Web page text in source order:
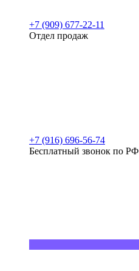
+7 (909) 677-22-11
Отдел продаж
+7 (916) 696-56-74
Бесплатный звонок по РФ